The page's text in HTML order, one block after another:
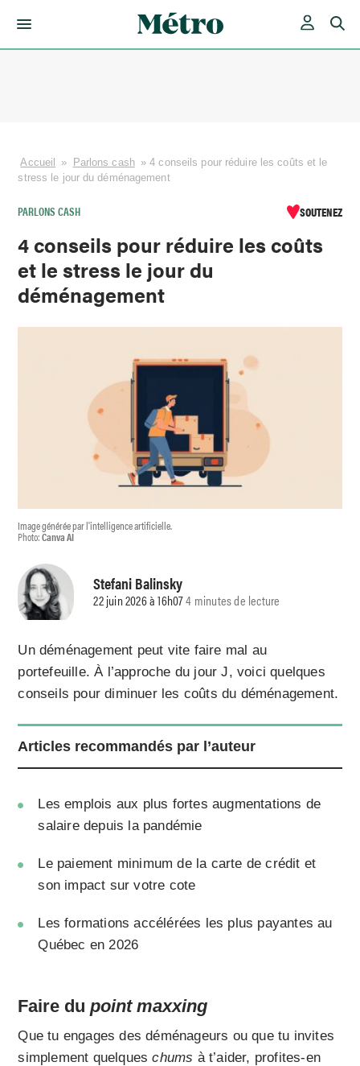
Accueil » Parlons cash »4 conseils pour réduire les coûts et le
stress le jour du déménagement
PARLONS CASH SOUTENEZ
4 conseils pour réduire les coûts
et le stress le jour du
déménagement
Image générée par l'intelligence artificielle.
Photo:Canva AI
Stefani Balinsky
22 juin 2026 à 16h074 minutes de lecture
Un déménagement peut vite faire mal au
portefeuille. À l’approche du jour J, voici quelques
conseils pour diminuer les coûts du déménagement.
Articles recommandés par l’auteur
Les emplois aux plus fortes augmentations de
salaire depuis la pandémie
Le paiement minimum de la carte de crédit et
son impact sur votre cote
Les formations accélérées les plus payantes au
Québec en 2026
Faire dupoint maxxing
Que tu engages des déménageurs ou que tu invites
simplement quelqueschums à t’aider, profites-en